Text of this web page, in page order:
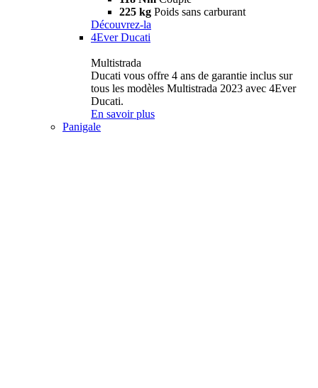
225 kg Poids sans carburant
Découvrez-la
4Ever Ducati
Multistrada
Ducati vous offre 4 ans de garantie inclus sur
tous les modèles Multistrada 2023 avec 4Ever
Ducati.
En savoir plus
Panigale